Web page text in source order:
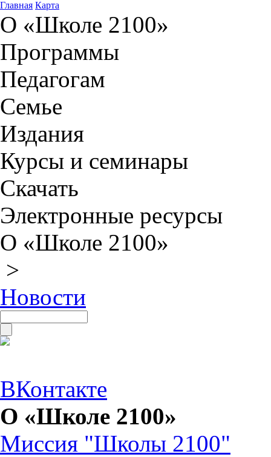
Главная Карта
О «Школе 2100»
Программы
Педагогам
Семье
Издания
Курсы и семинары
Скачать
Электронные ресурсы
О «Школе 2100»
>
Новости
ВКонтакте
О «Школе 2100»
Миссия "Школы 2100"